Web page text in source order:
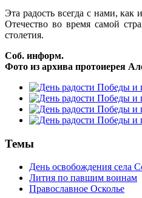
Эта радость всегда с нами, как
Отечество во время самой
столетия.
Соб. информ.
Фото из архива протоиерея
Темы
День освобождения села
Лития по павшим воинам
Православное Осколье